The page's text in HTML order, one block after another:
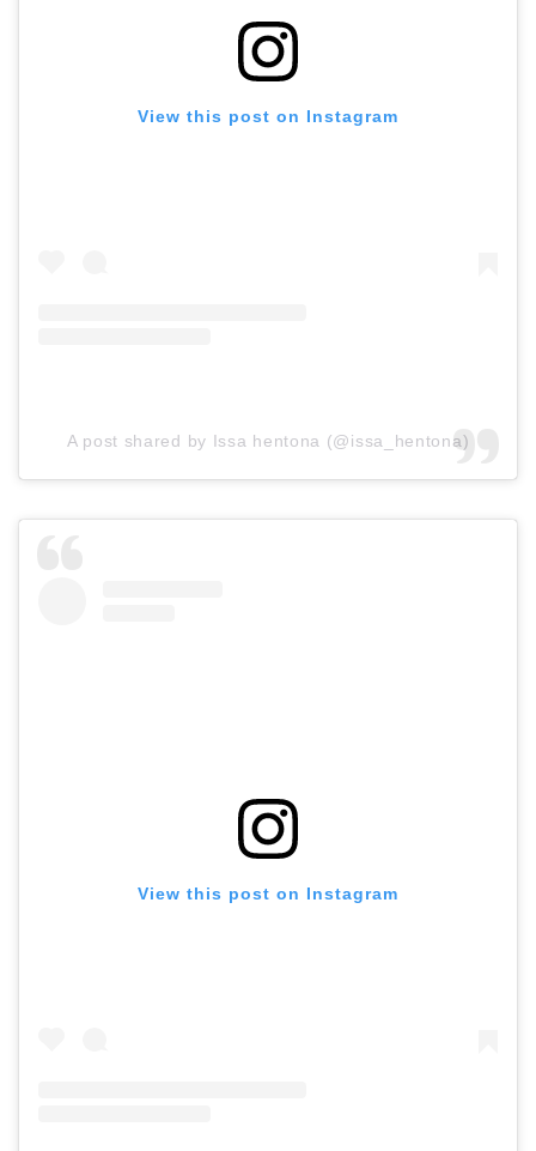
View this post on Instagram
A post shared by Issa hentona (@issa_hentona)
View this post on Instagram